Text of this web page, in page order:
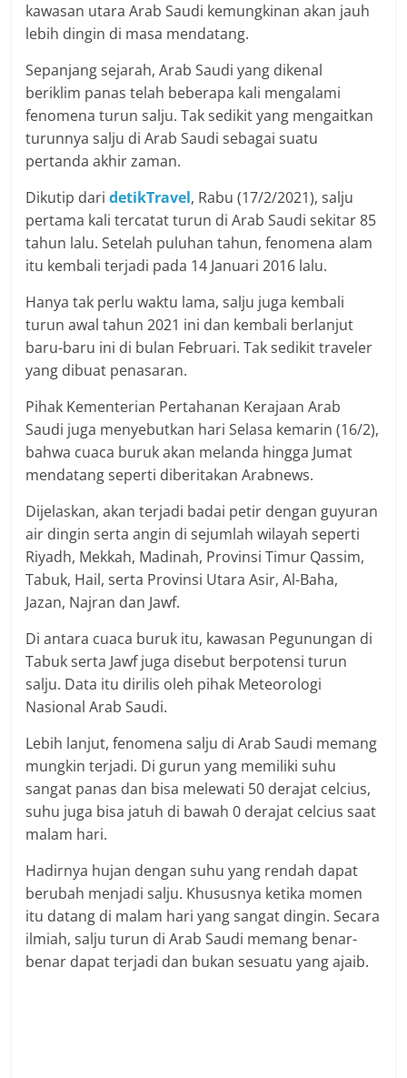
kawasan utara Arab Saudi kemungkinan akan jauh
lebih dingin di masa mendatang.
Sepanjang sejarah, Arab Saudi yang dikenal
beriklim panas telah beberapa kali mengalami
fenomena turun salju. Tak sedikit yang mengaitkan
turunnya salju di Arab Saudi sebagai suatu
pertanda akhir zaman.
Dikutip daridetikTravel, Rabu (17/2/2021), salju
pertama kali tercatat turun di Arab Saudi sekitar 85
tahun lalu. Setelah puluhan tahun, fenomena alam
itu kembali terjadi pada 14 Januari 2016 lalu.
Hanya tak perlu waktu lama, salju juga kembali
turun awal tahun 2021 ini dan kembali berlanjut
baru-baru ini di bulan Februari. Tak sedikit traveler
yang dibuat penasaran.
Pihak Kementerian Pertahanan Kerajaan Arab
Saudi juga menyebutkan hari Selasa kemarin (16/2),
bahwa cuaca buruk akan melanda hingga Jumat
mendatang seperti diberitakan Arabnews.
Dijelaskan, akan terjadi badai petir dengan guyuran
air dingin serta angin di sejumlah wilayah seperti
Riyadh, Mekkah, Madinah, Provinsi Timur Qassim,
Tabuk, Hail, serta Provinsi Utara Asir, Al-Baha,
Jazan, Najran dan Jawf.
Di antara cuaca buruk itu, kawasan Pegunungan di
Tabuk serta Jawf juga disebut berpotensi turun
salju. Data itu dirilis oleh pihak Meteorologi
Nasional Arab Saudi.
Lebih lanjut, fenomena salju di Arab Saudi memang
mungkin terjadi. Di gurun yang memiliki suhu
sangat panas dan bisa melewati 50 derajat celcius,
suhu juga bisa jatuh di bawah 0 derajat celcius saat
malam hari.
Hadirnya hujan dengan suhu yang rendah dapat
berubah menjadi salju. Khususnya ketika momen
itu datang di malam hari yang sangat dingin. Secara
ilmiah, salju turun di Arab Saudi memang benar-
benar dapat terjadi dan bukan sesuatu yang ajaib.